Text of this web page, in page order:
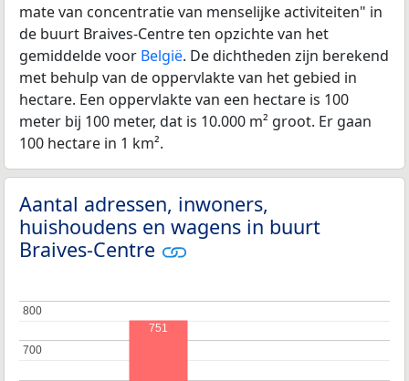
mate van concentratie van menselijke activiteiten" in
de buurt Braives-Centre ten opzichte van het
gemiddelde voor België. De dichtheden zijn berekend
met behulp van de oppervlakte van het gebied in
hectare. Een oppervlakte van een hectare is 100
meter bij 100 meter, dat is 10.000 m² groot. Er gaan
100 hectare in 1 km².
Aantal adressen, inwoners,
huishoudens en wagens in buurt
Braives-Centre
700
700
800
800
751